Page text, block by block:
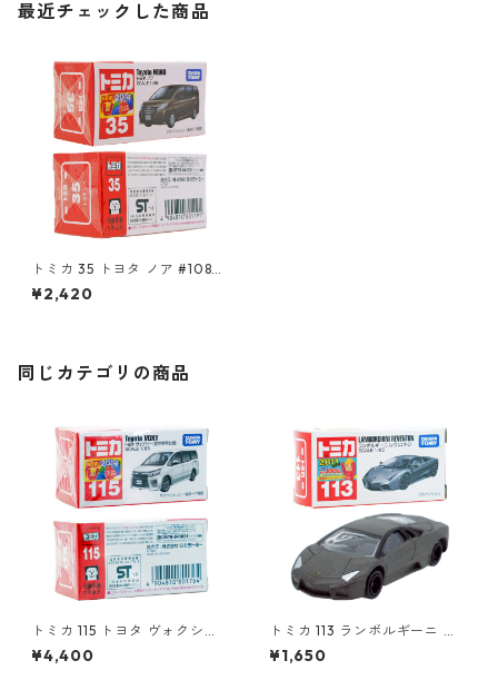
最近チェックした商品
トミカ 35 トヨタ ノア #10801
191
¥2,420
同じカテゴリの商品
トミカ 115 トヨタ ヴォクシー
（初回特別仕様）#10801764
¥4,400
トミカ 113 ランボルギーニ レ
ヴェントン #10359791
¥1,650